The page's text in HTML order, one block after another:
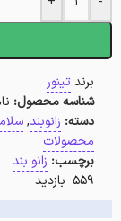
برندتینور
شناسه محصول:
دسته: زانوبند,
محصولات
برچسب: زانو بند
559 بازدید